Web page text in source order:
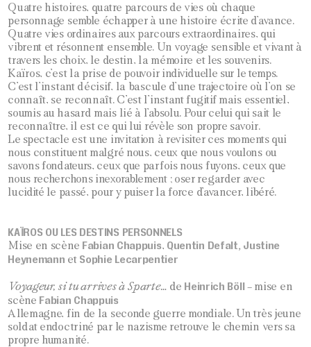
Quatre histoires, quatre parcours de vies où chaque
personnage semble échapper à une histoire écrite d’avance.
Quatre vies ordinaires aux parcours extraordinaires, qui
vibrent et résonnent ensemble. Un voyage sensible et vivant à
travers les choix, le destin, la mémoire et les souvenirs.
Kaïros, c’est la prise de pouvoir individuelle sur le temps.
C’est l’instant décisif, la bascule d’une trajectoire où l’on se
connaît, se reconnaît. C’est l’instant fugitif mais essentiel,
soumis au hasard mais lié à l’absolu. Pour celui qui sait le
reconnaître, il est ce qui lui révèle son propre savoir.
Le spectacle est une invitation à revisiter ces moments qui
nous constituent malgré nous, ceux que nous voulons ou
savons fondateurs, ceux que parfois nous fuyons, ceux que
nous recherchons inexorablement ; oser regarder avec
lucidité le passé, pour y puiser la force d’avancer, libéré.
KAÏROS OU LES DESTINS PERSONNELS
Mise en scène Fabian Chappuis, Quentin Defalt, Justine
Heynemann et Sophie Lecarpentier
Voyageur, si tu arrives à Sparte… de Heinrich Böll– mise en
scène Fabian Chappuis
Allemagne, fin de la seconde guerre mondiale. Un très jeune
soldat endoctriné par le nazisme retrouve le chemin vers sa
propre humanité.